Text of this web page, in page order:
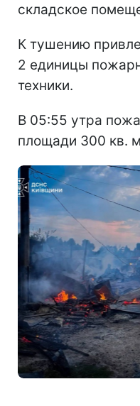
складское
К тушению
2 единицы
техники.
В 05:55 утра
площади 300 кв.